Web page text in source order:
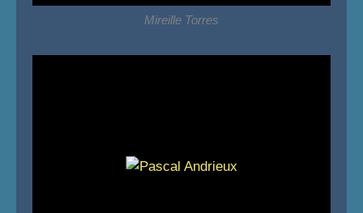
Mireille Torres